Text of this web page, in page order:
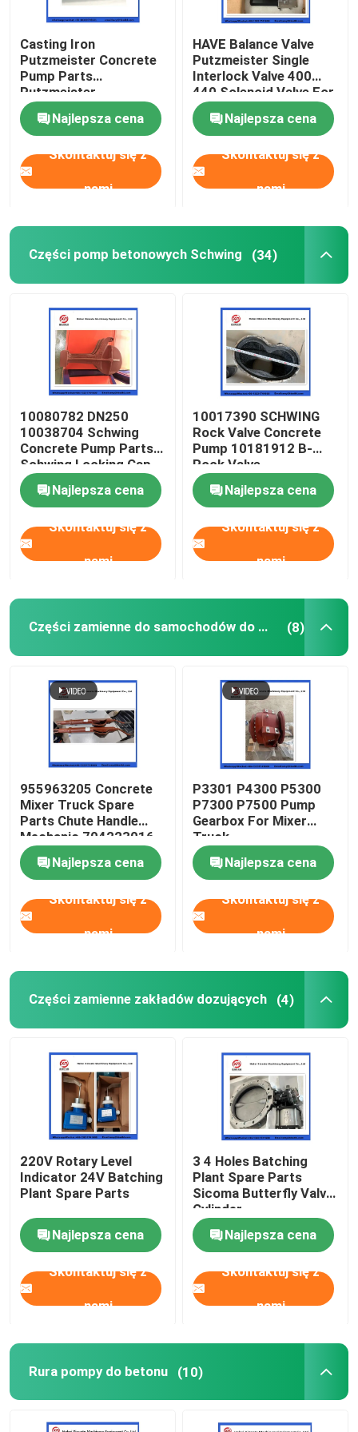
Kulka do czyszczenia pompy do betonu
Zestaw do tworzenia betonu
Pompy Rexthod
Części do pomp do betonu SANY
Używana ciężarówka z pompą do betonu
Casting Iron
Putzmeister Concrete
Pump Parts
Putzmeister
Agitatoring Paddles
Najlepsza cena
Skontaktuj się z
nami
HAVE Balance Valve
Putzmeister Single
Interlock Valve 400
440 Solenoid Valve For
Concrete Pump
Najlepsza cena
Skontaktuj się z
nami
Części pomp betonowych Schwing (34)
10080782 DN250
10038704 Schwing
Concrete Pump Parts
Schwing Locking Cap
Najlepsza cena
Skontaktuj się z
nami
10017390 SCHWING
Rock Valve Concrete
Pump 10181912 B-
Rock Valve
220/180/10059467
210/180Najlepsza cena
Skontaktuj się z
nami
Części zamienne do samochodów do mieszania betonu (8)
955963205 Concrete
Mixer Truck Spare
Parts Chute Handle
Mechanic 704223016
Najlepsza cena
Skontaktuj się z
nami
P3301 P4300 P5300
P7300 P7500 Pump
Gearbox For Mixer
Truck
Najlepsza cena
Skontaktuj się z
nami
Części zamienne zakładów dozujących (4)
220V Rotary Level
Indicator 24V Batching
Plant Spare Parts
Najlepsza cena
Skontaktuj się z
nami
3 4 Holes Batching
Plant Spare Parts
Sicoma Butterfly Valve
Cylinder
Electropneumatic
Actuator Cylinder
Najlepsza cena
Skontaktuj się z
nami
Rura pompy do betonu (10)